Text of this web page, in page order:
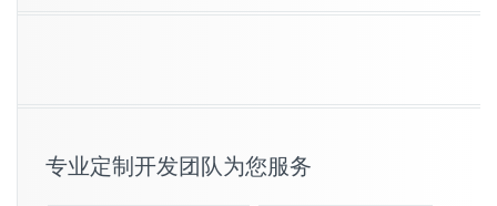
专业定制开发团队为您服务